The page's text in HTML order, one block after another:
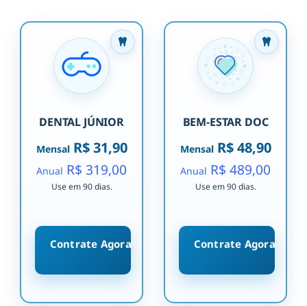
DENTAL JÚNIOR
MensalR$ 31,90
Anual R$ 319,00
Use em 90 dias.
Contrate Agora
BEM-ESTAR DOC
MensalR$ 48,90
Anual R$ 489,00
Use em 90 dias.
Contrate Agora